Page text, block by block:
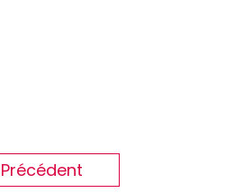
Précédent